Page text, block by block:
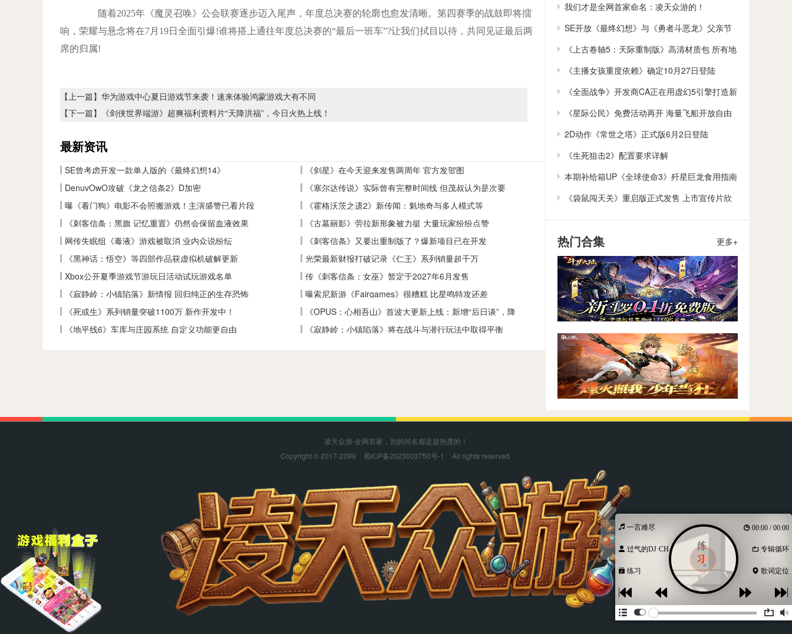
随着2025年《魔灵召唤》公会联赛逐步迈入尾声，年度总决赛的轮廓也愈发清晰。第四赛季的战鼓即将擂
响，荣耀与悬念将在7月19日全面引爆!谁将搭上通往年度总决赛的“最后一班车”?让我们拭目以待，共同见证最后两
席的归属!
【上一篇】 华为游戏中心夏日游戏节来袭！速来体验鸿蒙游戏大有不同
【下一篇】
《剑侠世界端游》超爽福利资料片“天降洪福”，今日火热上线！
最新资讯
SE曾考虑开发一款单人版的《最终幻想14》
《剑星》在今天迎来发售两周年 官方发贺图
DenuvOwO攻破《龙之信条2》D加密
《塞尔达传说》实际曾有完整时间线 但茂叔认为是次要
曝《看门狗》电影不会照搬游戏！主演盛赞已看片段
《霍格沃茨之遗2》新传闻：魁地奇与多人模式等
《刺客信条：黑旗 记忆重置》仍然会保留血液效果
《古墓丽影》劳拉新形象被力挺 大量玩家纷纷点赞
网传失眠组《毒液》游戏被取消 业内众说纷纭
《刺客信条》又要出重制版了？爆新项目已在开发
《黑神话：悟空》等四部作品获虚拟机破解更新
光荣最新财报打破记录《仁王》系列销量超千万
Xbox公开夏季游戏节游玩日活动试玩游戏名单
传《刺客信条：女巫》暂定于2027年6月发售
《寂静岭：小镇陷落》新情报 回归纯正的生存恐怖
曝索尼新游《Fairgames》很糟糕 比星鸣特攻还差
《死或生》系列销量突破1100万 新作开发中！
《OPUS：心相吾山》首波大更新上线：新增“后日谈”，降
《地平线6》车库与庄园系统 自定义功能更自由
《寂静岭：小镇陷落》将在战斗与潜行玩法中取得平衡
我们才是全网首家命名：凌天众游的！
SE开放《最终幻想》与《勇者斗恶龙》父亲节
贺卡下载
《上古卷轴5：天际重制版》高清材质包 所有地
貌大修
《主播女孩重度依赖》确定10月27日登陆
Switch
《全面战争》开发商CA正在用虚幻5引擎打造新
作
《星际公民》免费活动再开 海量飞船开放自由
体验
2D动作《常世之塔》正式版6月2日登陆
Steam/Switch
《生死狙击2》配置要求详解
本期补给箱UP《全球使命3》歼星巨龙食用指南
《袋鼠闯天关》重启版正式发售 上市宣传片欣
赏
热门合集 更多+
凌天众游-全网首家，别的同名都是趁热度的！
Copyright © 2017-2099
蜀ICP备2023003750号-1 All rights reserved
一言难尽 00:00 / 00:00
过气的DJ·CH... 专辑循环
练习 歌词定位